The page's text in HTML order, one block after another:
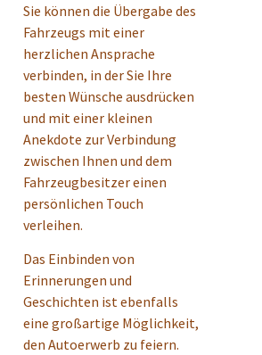
Sie können die Übergabe des
Fahrzeugs mit einer
herzlichen Ansprache
verbinden, in der Sie Ihre
besten Wünsche ausdrücken
und mit einer kleinen
Anekdote zur Verbindung
zwischen Ihnen und dem
Fahrzeugbesitzer einen
persönlichen Touch
verleihen.
Das Einbinden von
Erinnerungen und
Geschichten ist ebenfalls
eine großartige Möglichkeit,
den Autoerwerb zu feiern.